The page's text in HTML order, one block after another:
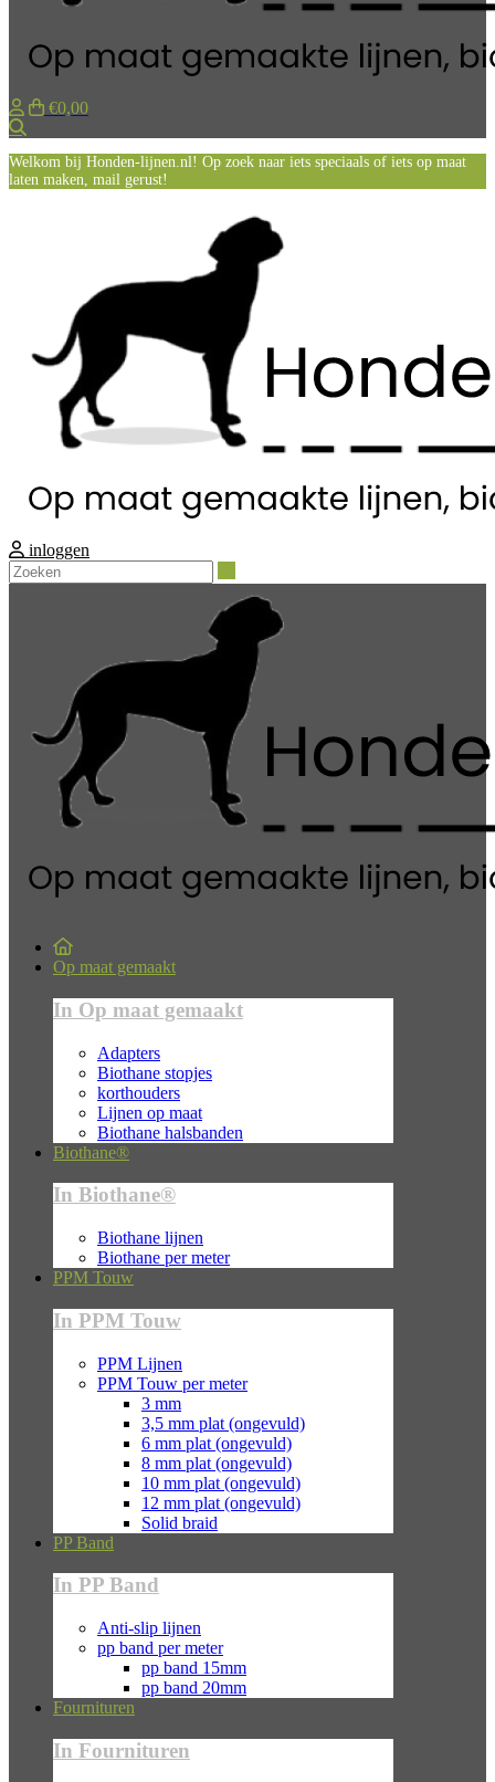
€0,00
Welkom bij Honden-lijnen.nl! Op zoek naar iets speciaals of iets op maat
laten maken, mail gerust!
inloggen
Op maat gemaakt
In Op maat gemaakt
Adapters
Biothane stopjes
korthouders
Lijnen op maat
Biothane halsbanden
Biothane®
In Biothane®
Biothane lijnen
Biothane per meter
PPM Touw
In PPM Touw
PPM Lijnen
PPM Touw per meter
3 mm
3,5 mm plat (ongevuld)
6 mm plat (ongevuld)
8 mm plat (ongevuld)
10 mm plat (ongevuld)
12 mm plat (ongevuld)
Solid braid
PP Band
In PP Band
Anti-slip lijnen
pp band per meter
pp band 15mm
pp band 20mm
Fournituren
In Fournituren